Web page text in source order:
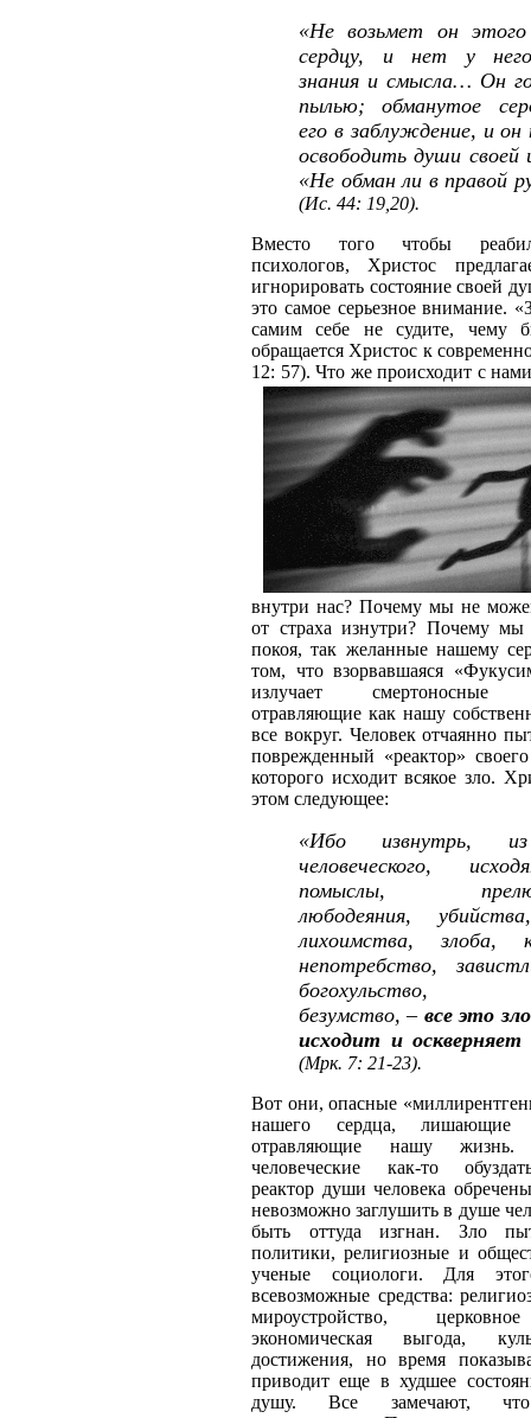
«Не возьмет он
сердцу, и нет у
знания и смысла… Он
пылью; обманутое
его в заблуждение, и
освободить души своей
«Не обман ли в правой
(Ис. 44: 19,20).
Вместо того чтобы
психологов, Христос
игнорировать состояние своей
это самое серьезное внимание.
самим себе не судите, чему
обращается Христос к
12: 57).Что же происходит с
внутри нас? Почему мы не
от страха изнутри? Почему
покоя, так желанные нашему
том, что взорвавшаяся
излучает смертоносные
отравляющие как нашу
все вокруг. Человек отчаянно
поврежденный «реактор»
которого исходит всякое зло.
этом следующее:
«Ибо извнутрь,
человеческого,
помыслы,
любодеяния,
лихоимства, злоба,
непотребство,
богохульство,
безумство, – все это
исходит и оскверняет
(Мрк. 7: 21-23).
Вот они, опасные
нашего сердца,
отравляющие нашу
человеческие как-то
реактор души человека
невозможно заглушить в душе
быть оттуда изгнан. Зло
политики, религиозные и
ученые социологи. Для
всевозможные средства:
мироустройство,
экономическая выгода,
достижения, но время
приводит еще в худшее
душу. Все замечают, что